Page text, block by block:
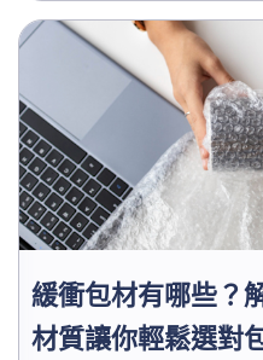
緩衝包材有哪些？
材質讓你輕鬆選對